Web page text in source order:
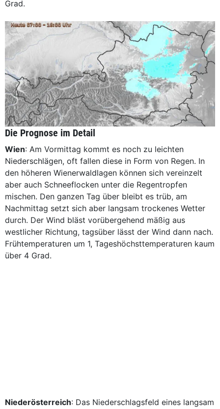
Grad.
Die Prognose im Detail
Wien: Am Vormittag kommt es noch zu leichten
Niederschlägen, oft fallen diese in Form von Regen. In
den höheren Wienerwaldlagen können sich vereinzelt
aber auch Schneeflocken unter die Regentropfen
mischen. Den ganzen Tag über bleibt es trüb, am
Nachmittag setzt sich aber langsam trockenes Wetter
durch. Der Wind bläst vorübergehend mäßig aus
westlicher Richtung, tagsüber lässt der Wind dann nach.
Frühtemperaturen um 1, Tageshöchsttemperaturen kaum
über 4 Grad.
Niederösterreich: Das Niederschlagsfeld eines langsam